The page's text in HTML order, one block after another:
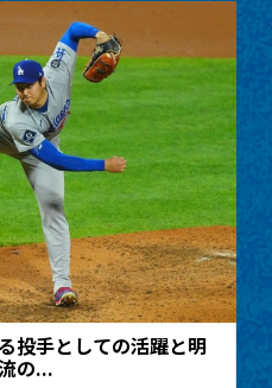
投手としての活躍と明
の...